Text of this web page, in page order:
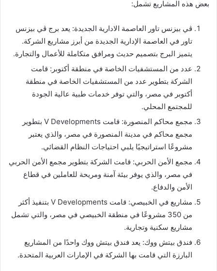
بعض هذه المشاريع تشمل:
ڤي بيزنس تاور العاصمة الادارية الجديدة: يعد برج ڤي بيزنس
تاور في العاصمة الإدارية الجديدة من أبرز مشاريع الشركة.
يتميز البرج بتصميم حديث ومرافق متكاملة للأعمال والتجارة.
عدد من المستشفيات الخاصة في منطقة أكتوبر: قامت
الشركة بتطوير عدد من المستشفيات الخاصة في منطقة
أكتوبر في مصر، والتي توفر خدمات طبية عالية الجودة
للمجتمع المحلي.
مجمع محاكم المنصورة: قامت V Developments بتطوير
مجمع محاكم في مدينة المنصورة في مصر، والذي يعتبر
مشروعًا استراتيجيًا يلبي احتياجات النظام القضائي.
مجمع الأمن الحربي: قامت الشركة بتطوير مجمع الأمن الحربي
في مصر، والذي يوفر بيئة آمنة ومريحة للعاملين في قطاع
الأمن والدفاع.
مشاريع في الخبيصي: قامت V Developments بتنفيذ أكثر
من 350 مشروعًا في منطقة الخبيصي في مصر، والتي تشمل
مشاريع سكنية وتجارية.
فندق بيتش ووك: يعد فندق بيتش ووك واحدًا من المشاريع
البارزة التي قامت بها الشركة في الإمارات العربية المتحدة.